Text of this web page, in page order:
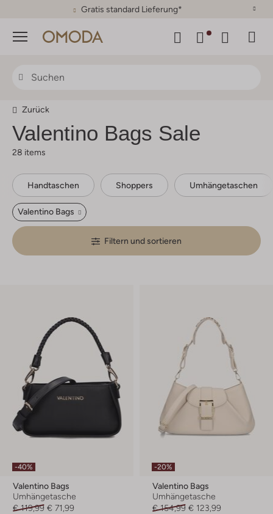
30 Tage Rückgaberecht
Menü
Zurück
Valentino Bags Sale
28 items
Handtaschen Shoppers Umhängetaschen
Valentino Bags
Filtern und sortieren
-40%
Valentino Bags
Umhängetasche
€ 119,99 € 71,99
-20%
Valentino Bags
Umhängetasche
€ 154,99 € 123,99